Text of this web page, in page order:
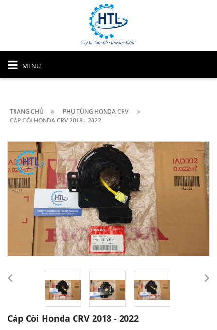
MENU
TRANG CHỦ
PHỤ TÙNG HONDA CRV
CÁP CÒI HONDA CRV 2018 - 2022
Cáp Còi Honda CRV 2018 - 2022